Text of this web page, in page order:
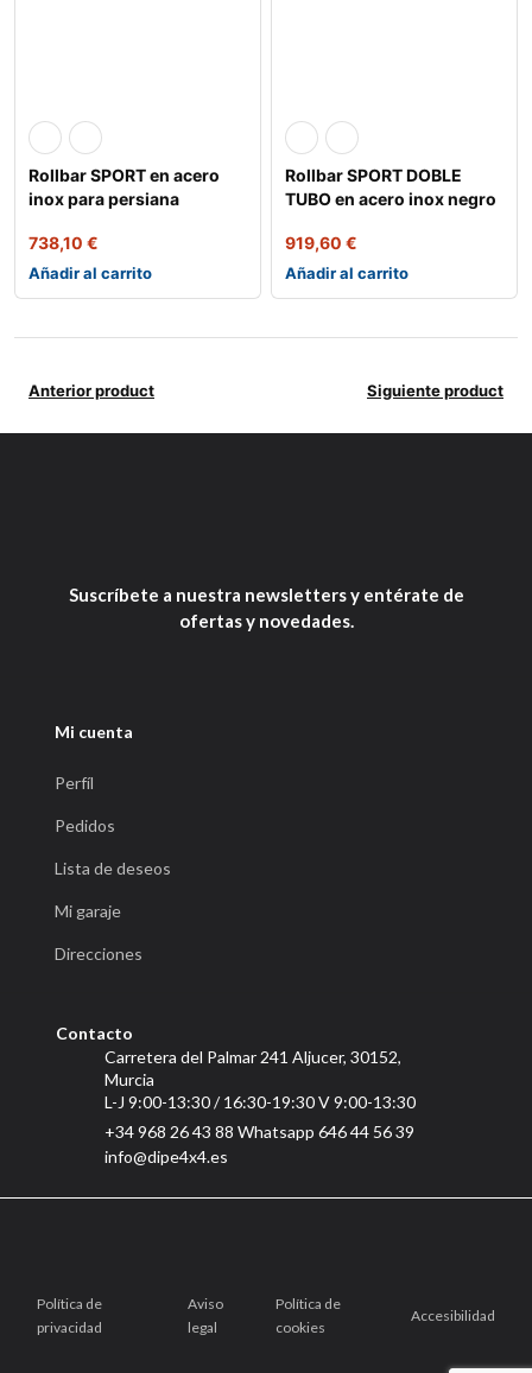
Rollbar SPORT en acero
inox para persiana
738,10 €
Añadir al carrito
Rollbar SPORT DOBLE
TUBO en acero inox negro
919,60 €
Añadir al carrito
Anterior product Siguiente product
Suscríbete a nuestra newsletters y entérate de
ofertas y novedades.
Mi cuenta
Perfíl
Pedidos
Lista de deseos
Mi garaje
Direcciones
Contacto
Carretera del Palmar 241 Aljucer, 30152,
Murcia
L-J 9:00-13:30 / 16:30-19:30 V 9:00-13:30
+34 968 26 43 88 Whatsapp 646 44 56 39
info@dipe4x4.es
Política de
privacidad
Aviso
legal
Política de
cookies
Accesibilidad